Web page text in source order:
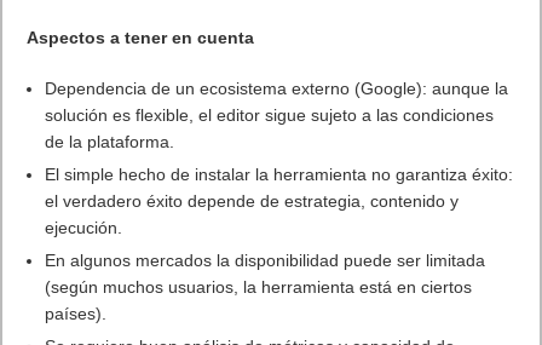
Aspectos a tener en cuenta
Dependencia de un ecosistema externo (Google): aunque la
solución es flexible, el editor sigue sujeto a las condiciones
de la plataforma.
El simple hecho de instalar la herramienta no garantiza éxito:
el verdadero éxito depende de estrategia, contenido y
ejecución.
En algunos mercados la disponibilidad puede ser limitada
(según muchos usuarios, la herramienta está en ciertos
países).